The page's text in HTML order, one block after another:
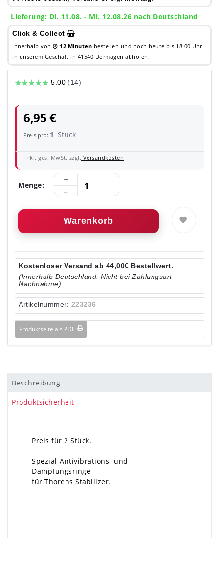
Lieferung: Di. 11.08. - Mi. 12.08.26 nach Deutschland
Click & Collect
Innerhalb von 12 Minuten bestellen und noch heute bis 18:00 Uhr
in unserem Geschäft in 41540 Dormagen abholen.
6,95 €
Preis pro: 1 Stück
inkl. ges. MwSt. zzgl. Versandkosten
Menge:
Warenkorb
Kostenloser Versand ab 44,00€ Bestellwert.
(Innerhalb Deutschland. Nicht bei Zahlungsart
Nachnahme)
Artikelnummer: 223236
Produktseite als PDF
Beschreibung
Produktsicherheit
Preis für 2 Stück.
Spezial-Antivibrations- und
Dämpfungsringe
für Thorens Stabilizer.